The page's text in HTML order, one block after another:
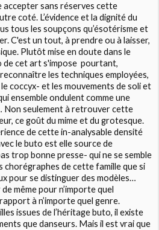
accepter sans réserves cette
coté. L’évidence et la dignité du
tous les soupçons qu’ésotérisme et
C'est un tout, à prendre ou à laisser,
Plutôt mise en doute dans le
de cet art s'impose pourtant,
les techniques employées,
coccyx- et les mouvements de soli et
ensemble ondulent comme une
Non seulement à retrouver cette
ce goût du mime et du grotesque.
de cette in-analysable densité
le buto est elle source de
trop bonne presse- qui ne se semble
chorégraphes de cette famille que si
pour se distinguer des modèles…
même pour n’importe quel
à n’importe quel genre.
issues de l’héritage buto, il existe
que danseurs. Mais il est vrai que